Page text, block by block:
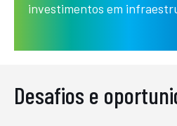
investimentos em
Desafios e